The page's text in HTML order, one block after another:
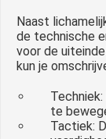
Naast
de technische
voor de
kun je
te
Tactiek: